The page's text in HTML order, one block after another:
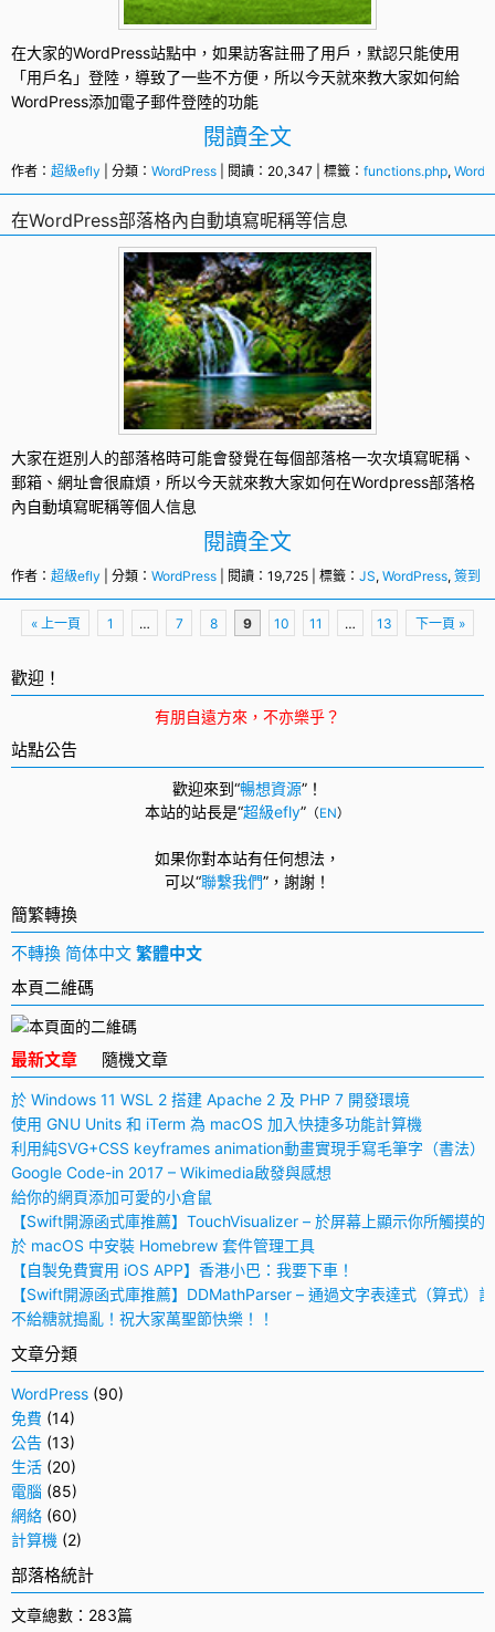
在大家的WordPress站點中，如果訪客註冊了用戶，默認只能使用
「用戶名」 登陸 ，導致了一些不方便，所以今天就來教大家如何給
WordPress添加電子郵件登陸的功能
閱讀全文
作者： 超級efly | 分類： WordPress | 閱讀：20,347 | 標籤： functions.php,
在WordPress部落格內自動填寫昵稱等信息
大家在逛別人的部落格時可能會發覺在每個部落格一次次填寫昵稱、
郵箱、網址會很麻煩，所以今天就來教大家如何在Wordpress部落格
內自動填寫昵稱等個人信息
閱讀全文
作者： 超級efly | 分類： WordPress | 閱讀：19,725 | 標籤： JS, WordPress, 簽到
導
航
« 上一頁 1 … 7 8 9 10 11 … 13 下一頁 »
歡迎！
有朋自遠方來，不亦樂乎？
站點公告
歡迎來到“暢想資源”！
本站的站長是“超級efly” （EN）
如果你對本站有任何想法，
可以“聯繫我們”， 謝謝！
簡繁轉換
不轉換 简体中文 繁體中文
本頁二維碼
最新文章 隨機文章
於 Windows 11 WSL 2 搭建 Apache 2 及 PHP 7 開發環境
使用 GNU Units 和 iTerm 為 macOS 加入快捷多功能計算機
利用純SVG+CSS keyframes animation動畫實現手寫毛筆字（書法）
Google Code-in 2017 – Wikimedia啟發與感想
給你的網頁添加可愛的小倉鼠
【Swift開源函式庫推薦】TouchVisualizer – 於屏幕上顯示你所觸摸的
於 macOS 中安裝 Homebrew 套件管理工具
【自製免費實用 iOS APP】香港小巴：我要下車！
【Swift開源函式庫推薦】DDMathParser – 通過文字表達式（算式）
不給糖就搗亂！祝大家萬聖節快樂！！
文章分類
WordPress (90)
免費 (14)
公告 (13)
生活 (20)
電腦 (85)
網絡 (60)
計算機 (2)
部落格統計
文章總數：283篇